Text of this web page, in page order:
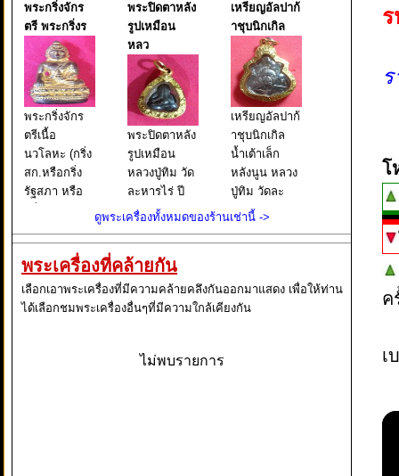
พระกริ่งจักร
ตรี พระกริ่งร
พระกริ่งจักร
ตรีเนื้อ
นวโลหะ (กริ่ง
สก.หรือกริ่ง
รัฐสภา หรือ
จะเรียกครับ
สภาผู้แทน
ราษฎร จัด
สร้างเนื่องใน
พระปิดตาหลัง
รูปเหมือน
หลว
พระปิดตาหลัง
รูปเหมือน
หลวงปู่ทิม วัด
ละหารไร่ ปี
พ.ศ. 2517
สภาพสวยตอก
โค๊ต ตัว ?ท?
ที่บริเวณ
สังฆาฏิ เอาไว้
รูปเหมือน
เหรียญอัลปาก้
าชุบนิกเกิล
เหรียญอัลปาก้
าชุบนิกเกิล
น้ำเต้าเล็ก
หลังนูน หลวง
ปู่ทิม วัดละ
หารไร่ ปี 17
เล็ก มี 2 แบบ
ขึ้นเมื่อปี 08
ลักษณะเป็น
ดูพระเครื่องทั้งหมดของร้านเช่านี้ ->
พระเครื่องที่คล้ายกัน
เลือกเอาพระเครื่องที่มีความคล้ายคลึงกันออกมาแสดง เพื่อให้ท่าน
ได้เลือกชมพระเครื่องอื่นๆที่มีความใกล้เคียงกัน
ไม่พบรายการ
โ
เ